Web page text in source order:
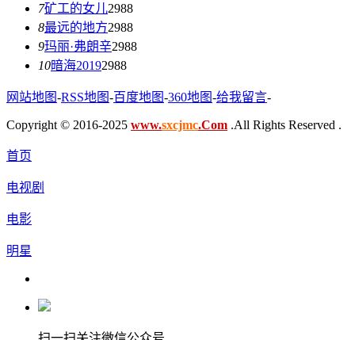
7矿工的女儿2988
8最远的地方2988
9玛丽·弗朗辛2988
10暗海20192988
网站地图-RSS地图-百度地图-360地图-给我留言-
Copyright © 2016-2025 www.sxcjmc.Com .All Rights Reserved .
首页
电视剧
电影
明星